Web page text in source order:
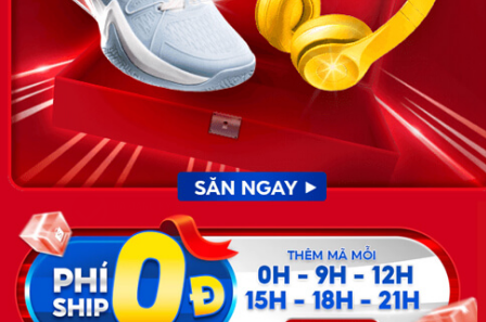
KẾT NỐI
Giấy phép hoạt động dịch vụ
việc làm số 54/2019/SLĐTBXH-
GP do Sở lao động thương
binh và xã hội cấp ngày 30
tháng 12 năm 2019.